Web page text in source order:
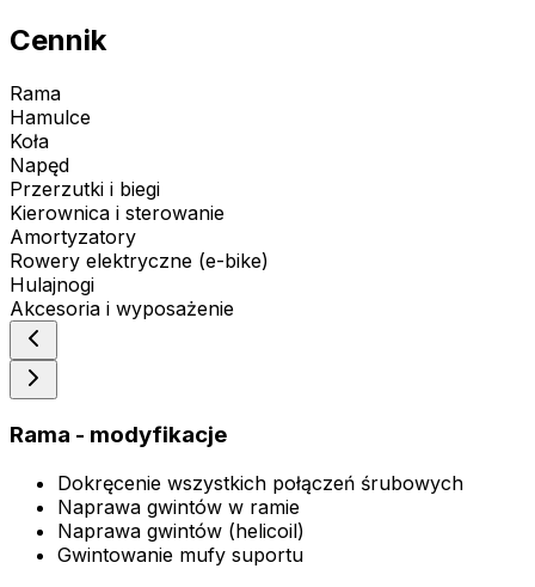
Cennik
Rama
Hamulce
Koła
Napęd
Przerzutki i biegi
Kierownica i sterowanie
Amortyzatory
Rowery elektryczne (e-bike)
Hulajnogi
Akcesoria i wyposażenie
Rama - modyfikacje
Dokręcenie wszystkich połączeń śrubowych
Naprawa gwintów w ramie
Naprawa gwintów (helicoil)
Gwintowanie mufy suportu